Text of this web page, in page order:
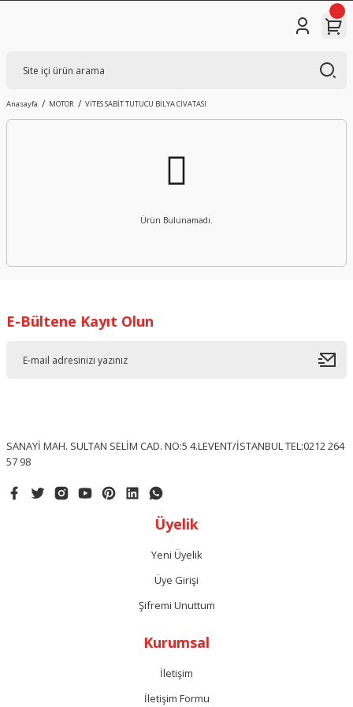
Anasayfa MOTOR VİTES SABİT TUTUCU BİLYA CİVATASI
Ürün Bulunamadı.
E-Bültene Kayıt Olun
SANAYİ MAH. SULTAN SELİM CAD. NO:5 4.LEVENT/İSTANBUL TEL:0212 264
57 98
Üyelik
Yeni Üyelik
Üye Girişi
Şifremi Unuttum
Kurumsal
İletişim
İletişim Formu